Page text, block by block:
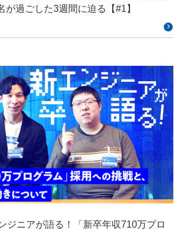
が過ごした3週間に迫る【#1】
ジニアが語る！「新卒年収710万プロ